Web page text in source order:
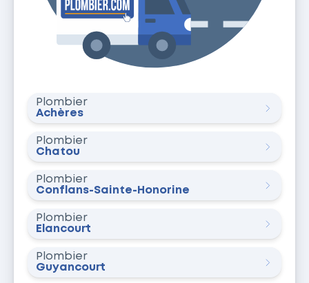
Plombier
Achères
Plombier
Chatou
Plombier
Conflans-Sainte-Honorine
Plombier
Élancourt
Plombier
Guyancourt